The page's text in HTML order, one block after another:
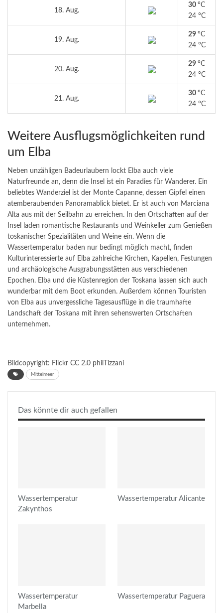
18. Aug.
30 °C
24 °C
19. Aug.
29 °C
24 °C
20. Aug.
29 °C
24 °C
21. Aug.
30 °C
24 °C
Weitere Ausflugsmöglichkeiten rund
um Elba
Neben unzähligen Badeurlaubern lockt Elba auch viele
Naturfreunde an, denn die Insel ist ein Paradies für Wanderer. Ein
beliebtes Wanderziel ist der Monte Capanne, dessen Gipfel einen
atemberaubenden Panoramablick bietet. Er ist auch von Marciana
Alta aus mit der Seilbahn zu erreichen. In den Ortschaften auf der
Insel laden romantische Restaurants und Weinkeller zum Genießen
toskanischer Spezialitäten und Weine ein. Wenn die
Wassertemperatur baden nur bedingt möglich macht, finden
Kulturinteressierte auf Elba zahlreiche Kirchen, Kapellen, Festungen
und archäologische Ausgrabungsstätten aus verschiedenen
Epochen. Elba und die Küstenregion der Toskana lassen sich auch
wunderbar mit dem Boot erkunden. Außerdem können Touristen
von Elba aus unvergessliche Tagesausflüge in die traumhafte
Landschaft der Toskana mit ihren sehenswerten Ortschaften
unternehmen.
Bildcopyright: Flickr CC 2.0 philTizzani
Mittelmeer
Das könnte dir auch gefallen
Wassertemperatur
Zakynthos
Wassertemperatur Alicante
Wassertemperatur
Marbella
Wassertemperatur Paguera